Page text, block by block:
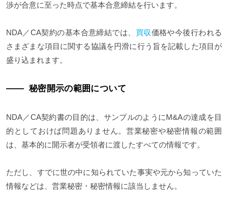
渉が合意に至った時点で基本合意締結を行います。
NDA／CA契約の基本合意締結では、 買収価格や今後行われる
さまざまな項目に関する協議を円滑に行う旨を記載した項目が
盛り込まれます。
秘密開示の範囲について
NDA／CA契約書の目的は、サンプルのようにM&Aの達成を目
的としておけば問題ありません。営業秘密や秘密情報の範囲
は、基本的に開示者が受領者に渡したすべての情報です。
ただし、すでに世の中に知られていた事実や元から知っていた
情報などは、営業秘密・秘密情報に該当しません。